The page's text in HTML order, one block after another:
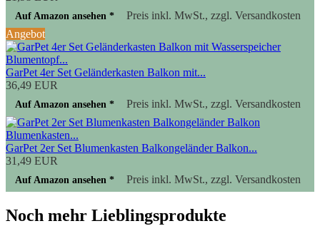
Auf Amazon ansehen *
Preis inkl. MwSt., zzgl. Versandkosten
Angebot
GarPet 4er Set Geländerkasten Balkon mit...
36,49 EUR
Auf Amazon ansehen * Preis inkl. MwSt., zzgl. Versandkosten
GarPet 2er Set Blumenkasten Balkongeländer Balkon...
31,49 EUR
Auf Amazon ansehen * Preis inkl. MwSt., zzgl. Versandkosten
Noch mehr Lieblingsprodukte